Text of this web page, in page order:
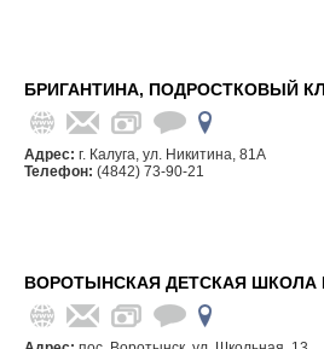
БРИГАНТИНА, ПОДРОСТКОВЫЙ
Адрес: г. Калуга, ул. Никитина, 81А
Телефон: (4842) 73-90-21
ВОРОТЫНСКАЯ ДЕТСКАЯ ШКОЛА